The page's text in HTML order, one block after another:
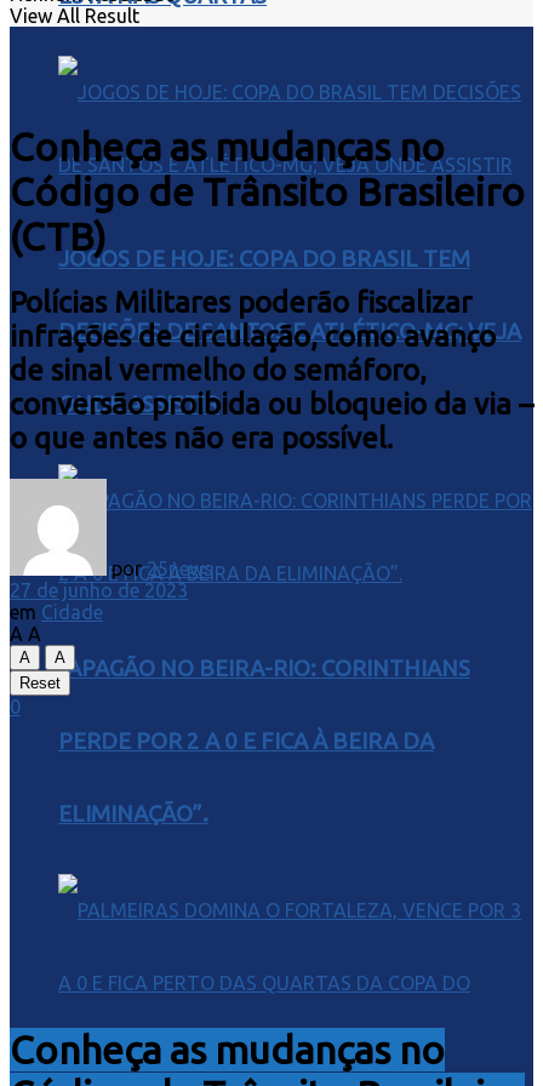
JOGOS DE HOJE: COPA DO BRASIL TEM
DECISÕES DE SANTOS E ATLÉTICO-MG; VEJA
ONDE ASSISTIR
“APAGÃO NO BEIRA-RIO: CORINTHIANS
PERDE POR 2 A 0 E FICA À BEIRA DA
ELIMINAÇÃO”.
View All Result
Conheça as mudanças no
Código de Trânsito Brasileiro
(CTB)
Polícias Militares poderão fiscalizar
infrações de circulação, como avanço
de sinal vermelho do semáforo,
conversão proibida ou bloqueio da via –
o que antes não era possível.
por 25news
27 de junho de 2023
em Cidade
A A
A
A
Reset
0
Conheça as mudanças no